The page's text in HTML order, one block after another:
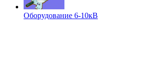
Оборудование 6-10кВ